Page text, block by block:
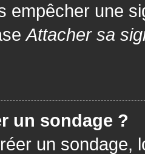
empêcher une
Attacher sa
un sondage ?
un sondage,